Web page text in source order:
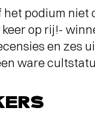
podium niet
op rij!-
en zes
ware